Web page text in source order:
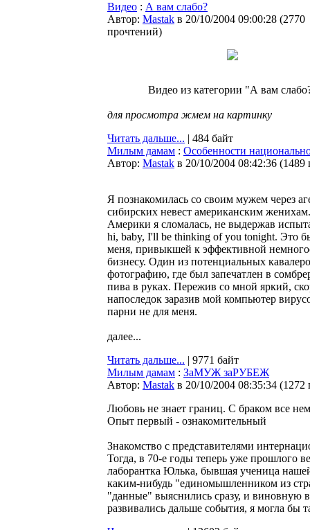
Видео : А вам слабо?
Автор: Мastak в 20/10/2004 09:00:28 (2770
прочтений)
Видео из категории "А вам
для просмотра жмем на картинку
Читать дальше... | 484 байт
Милым дамам : Особенности
Автор: Мastak в 20/10/2004 08:42:36 (1489
Я познакомилась со своим мужем через
сибирских невест американским
Америки я сломалась, не выдержав
hi, baby, I'll be thinking of you tonight. Это
меня, привыкшей к эффективной
бизнесу. Один из потенциальных
фотографию, где был запечатлен в
пива в руках. Пережив со мной яркий,
напоследок заразив мой компьютер
парни не для меня.
далее...
Читать дальше... | 9771 байт
Милым дамам : ЗаМУЖ заРУБЕЖ
Автор: Мastak в 20/10/2004 08:35:34 (1272
Любовь не знает границ. С браком все
Опыт первый - ознакомительный
Знакомство с представителями
Тогда, в 70-е годы теперь уже прошлого
лаборантка Юлька, бывшая ученица
каким-нибудь "единомышленником из
"данные" выяснились сразу, и
развивались дальше события, я могла бы